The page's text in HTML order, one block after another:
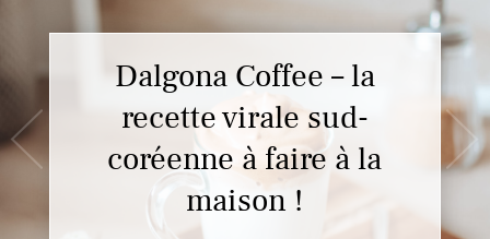
Antipodes, la cosmétique
bio de luxe !